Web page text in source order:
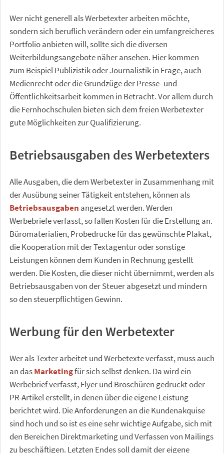
Wer nicht generell als Werbetexter arbeiten möchte,
sondern sich beruflich verändern oder ein umfangreicheres
Portfolio anbieten will, sollte sich die diversen
Weiterbildungsangebote näher ansehen. Hier kommen
zum Beispiel Publizistik oder Journalistik in Frage, auch
Medienrecht oder die Grundzüge der Presse- und
Öffentlichkeitsarbeit kommen in Betracht. Vor allem durch
die Fernhochschulen bieten sich dem freien Werbetexter
gute Möglichkeiten zur Qualifizierung.
Betriebsausgaben des Werbetexters
Alle Ausgaben, die dem Werbetexter in Zusammenhang mit
der Ausübung seiner Tätigkeit entstehen, können als
Betriebsausgaben angesetzt werden. Werden
Werbebriefe verfasst, so fallen Kosten für die Erstellung an.
Büromaterialien, Probedrucke für das gewünschte Plakat,
die Kooperation mit der Textagentur oder sonstige
Leistungen können dem Kunden in Rechnung gestellt
werden. Die Kosten, die dieser nicht übernimmt, werden als
Betriebsausgaben von der Steuer abgesetzt und mindern
so den steuerpflichtigen Gewinn.
Werbung für den Werbetexter
Wer als Texter arbeitet und Werbetexte verfasst, muss auch
an dasMarketingfür sich selbst denken. Da wird ein
Werbebrief verfasst, Flyer und Broschüren gedruckt oder
PR-Artikel erstellt, in denen über die eigene Leistung
berichtet wird. Die Anforderungen an die Kundenakquise
sind hoch und so ist es eine sehr wichtige Aufgabe, sich mit
den Bereichen Direktmarketing und Verfassen von Mailings
zu beschäftigen. Letzten Endes soll damit der eigene